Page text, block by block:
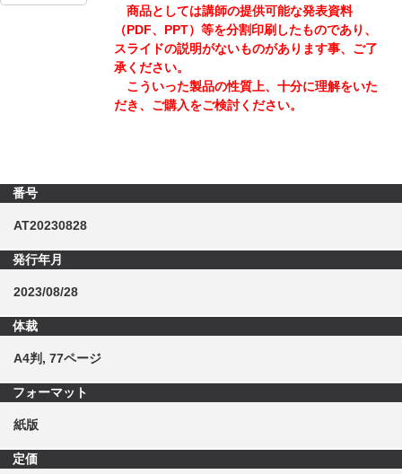
商品としては講師の提供可能な発表資料
（PDF、PPT）等を分割印刷したものであり、
スライドの説明がないものがあります事、ご了
承ください。
こういった製品の性質上、十分に理解をいた
だき、ご購入をご検討ください。
番号
AT20230828
発行年月
2023/08/28
体裁
A4判, 77ページ
フォーマット
紙版
定価